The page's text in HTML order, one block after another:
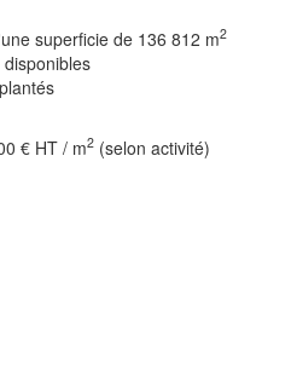
superficie de 136 812 m2
€ HT / m2 (selon activité)